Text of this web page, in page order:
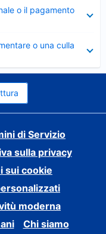
o il pagamento
o una culla
di Servizio
sulla privacy
sui cookie
moderna
Chi siamo